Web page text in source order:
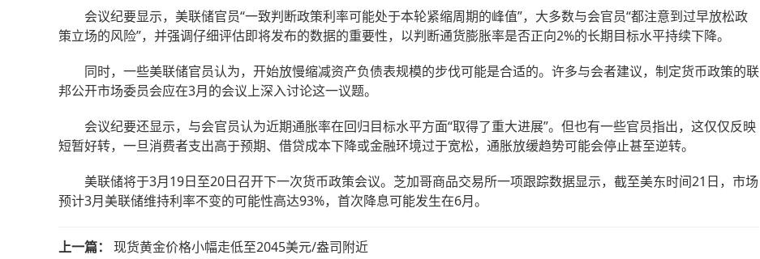
会议纪要显示，美联储官员“一致判断政策利率可能处于本轮紧缩周期的峰值”，大多数与会官员“都注意到过早放松政
策立场的风险”，并强调仔细评估即将发布的数据的重要性，以判断通货膨胀率是否正向2%的长期目标水平持续下降。
同时，一些美联储官员认为，开始放慢缩减资产负债表规模的步伐可能是合适的。许多与会者建议，制定货币政策的联
邦公开市场委员会应在3月的会议上深入讨论这一议题。
会议纪要还显示，与会官员认为近期通胀率在回归目标水平方面“取得了重大进展”。但也有一些官员指出，这仅仅反映
短暂好转，一旦消费者支出高于预期、借贷成本下降或金融环境过于宽松，通胀放缓趋势可能会停止甚至逆转。
美联储将于3月19日至20日召开下一次货币政策会议。芝加哥商品交易所一项跟踪数据显示，截至美东时间21日，市场
预计3月美联储维持利率不变的可能性高达93%，首次降息可能发生在6月。
上一篇： 现货黄金价格小幅走低至2045美元/盎司附近